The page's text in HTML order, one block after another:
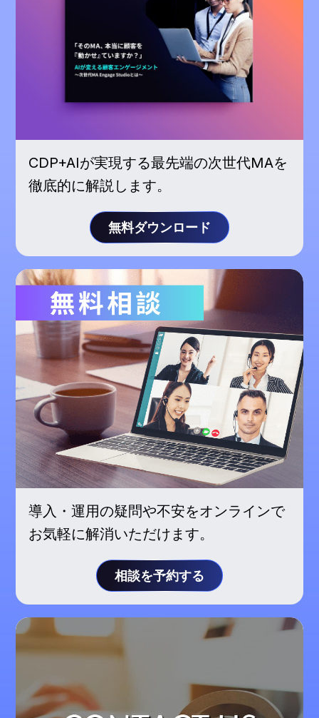
CDP+AIが実現する最先端の次世代MAを
徹底的に解説します。
無料ダウンロード
導入・運用の疑問や不安をオンラインで
お気軽に解消いただけます。
相談を予約する